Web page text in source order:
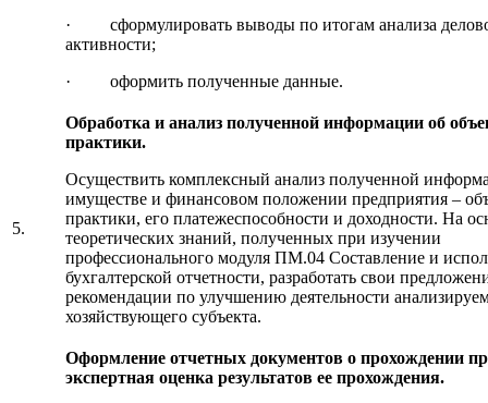
· сформулировать выводы по итогам анализа
активности;
· оформить полученные данные.
5.
Обработка и анализ полученной информации об
практики.
Осуществить комплексный анализ полученной
имуществе и финансовом положении предприятия –
практики, его платежеспособности и доходности. На
теоретических знаний, полученных при изучении
профессионального модуля ПМ.04 Составление и
бухгалтерской отчетности, разработать свои
рекомендации по улучшению деятельности
хозяйствующего субъекта.
Оформление отчетных документов о прохождении
экспертная оценка результатов ее прохождения.